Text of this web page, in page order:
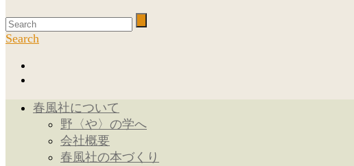
Search
春風社について
野〈や〉の学へ
会社概要
春風社の本づくり